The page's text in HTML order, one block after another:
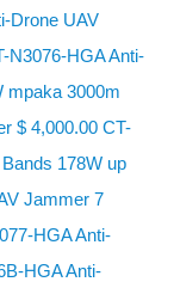
Drone UAV
N3076-HGA ​​Anti-
mpaka 3000m
$ 4,000.00 CT-
178W up
Jammer 7
HGA Anti-
HGA Anti-